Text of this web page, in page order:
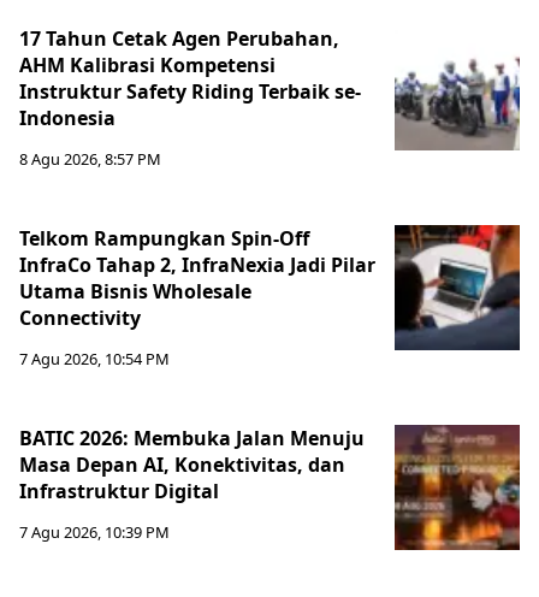
17 Tahun Cetak Agen Perubahan,
AHM Kalibrasi Kompetensi
Instruktur Safety Riding Terbaik se-
Indonesia
8 Agu 2026, 8:57 PM
Telkom Rampungkan Spin-Off
InfraCo Tahap 2, InfraNexia Jadi Pilar
Utama Bisnis Wholesale
Connectivity
7 Agu 2026, 10:54 PM
BATIC 2026: Membuka Jalan Menuju
Masa Depan AI, Konektivitas, dan
Infrastruktur Digital
7 Agu 2026, 10:39 PM